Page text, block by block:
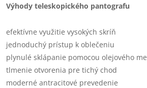
Výhody teleskopického pantografu
efektívne využitie vysokých skríň
jednoduchý prístup k oblečeniu
plynulé sklápanie pomocou olejového
tlmenie otvorenia pre tichý chod
moderné antracitové prevedenie